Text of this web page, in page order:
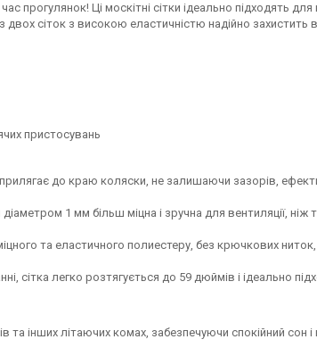
прогулянок! Ці москітні сітки ідеально підходять
сіток з високою еластичністю надійно захистить
пристосувань
прилягає до краю коляски, не залишаючи зазорів,
1 мм більш міцна і зручна для вентиляції, ніж
та еластичного полиестеру, без крючкових ниток,
сітка легко розтягується до 59 дюймів і ідеально
та інших літаючих комах, забезпечуючи спокійний сон